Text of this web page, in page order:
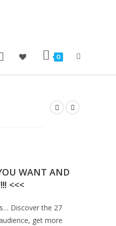
0
WANT AND
<<<
Discover the 27
get more